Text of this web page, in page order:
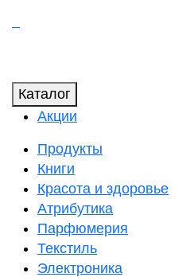
Каталог
Акции
Продукты
Книги
Красота и здоровье
Атрибутика
Парфюмерия
Текстиль
Электроника